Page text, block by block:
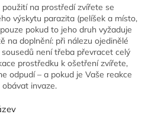
na prostředí zvířete se
výskytu parazita (pelíšek a místo,
pokud to jeho druh vyžaduje
na doplnění: při nálezu ojedinělé
není třeba převracet celý
prostředku k ošetření zvířete,
odpudí – a pokud je Vaše reakce
invaze.